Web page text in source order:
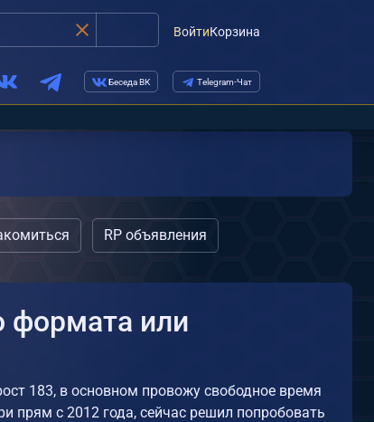
ВойтиКорзина
Беседа ВК Telegram-Чат
RP объявления
формата или
183, в основном провожу свободное время
прям с 2012 года, сейчас решил попробовать